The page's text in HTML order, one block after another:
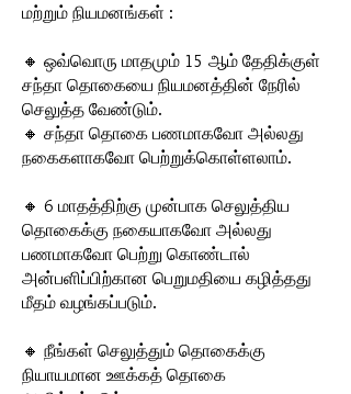
மற்றும் நியமனங்கள் :
🔸 ஒவ்வொரு மாதமும் 15 ஆம் தேதிக்குள்
சந்தா தொகையை நியமனத்தின் நேரில்
செலுத்த வேண்டும்.
🔸 சந்தா தொகை பணமாகவோ அல்லது
நகைகளாகவோ பெற்றுக்கொள்ளலாம்.
🔸 6 மாதத்திற்கு முன்பாக செலுத்திய
தொகைக்கு நகையாகவோ அல்லது
பணமாகவோ பெற்று கொண்டால்
அன்பளிப்பிற்கான பெறுமதியை கழித்தது
மீதம் வழங்கப்படும்.
🔸 நீங்கள் செலுத்தும் தொகைக்கு
நியாயமான ஊக்கத் தொகை